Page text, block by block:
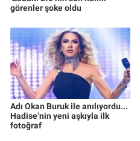
görenler şoke oldu
Adı Okan Buruk ile anılıyordu...
Hadise’nin yeni aşkıyla ilk
fotoğraf